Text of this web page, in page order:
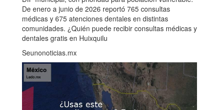
De enero a junio de 2026 reportó 765 consultas
médicas y 675 atenciones dentales en distintas
comunidades. ¿Quién puede recibir consultas médicas y
dentales gratis en Huixquilu
Seunonoticias.mx